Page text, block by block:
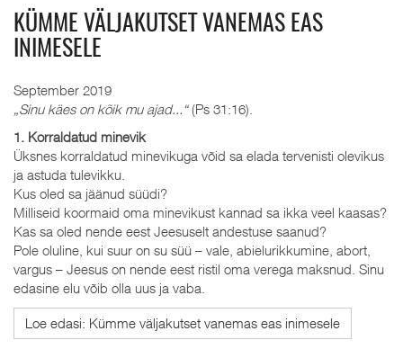
KÜMME VÄLJAKUTSET VANEMAS EAS
INIMESELE
September 2019
„Sinu käes on kõik mu ajad...“(Ps 31:16).
1. Korraldatud minevik
Üksnes korraldatud minevikuga võid sa elada tervenisti olevikus
ja astuda tulevikku.
Kus oled sa jäänud süüdi?
Milliseid koormaid oma minevikust kannad sa ikka veel kaasas?
Kas sa oled nende eest Jeesuselt andestuse saanud?
Pole oluline, kui suur on su süü – vale, abi­elurikkumine, abort,
vargus – Jeesus on nende eest ristil oma verega maksnud. Sinu
edasine elu võib olla uus ja vaba.
Loe edasi: Kümme väljakutset vanemas eas inimesele